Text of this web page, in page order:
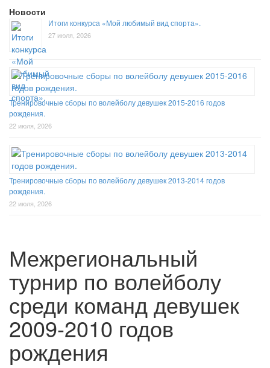
Новости
Итоги конкурса «Мой любимый вид спорта».
27 июля, 2026
Тренировочные сборы по волейболу девушек 2015-2016 годов
рождения.
22 июля, 2026
Тренировочные сборы по волейболу девушек 2013-2014 годов
рождения.
22 июля, 2026
Межрегиональный
турнир по волейболу
среди команд девушек
2009-2010 годов
рождения